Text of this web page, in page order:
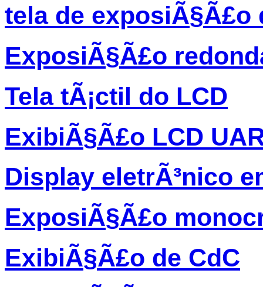
tela de exposiÃ§Ã£o
ExposiÃ§Ã£o
Tela tÃ¡ctil do LCD
ExibiÃ§Ã£o LCD
Display eletrÃ³nico
ExposiÃ§Ã£o
ExibiÃ§Ã£o de CdC